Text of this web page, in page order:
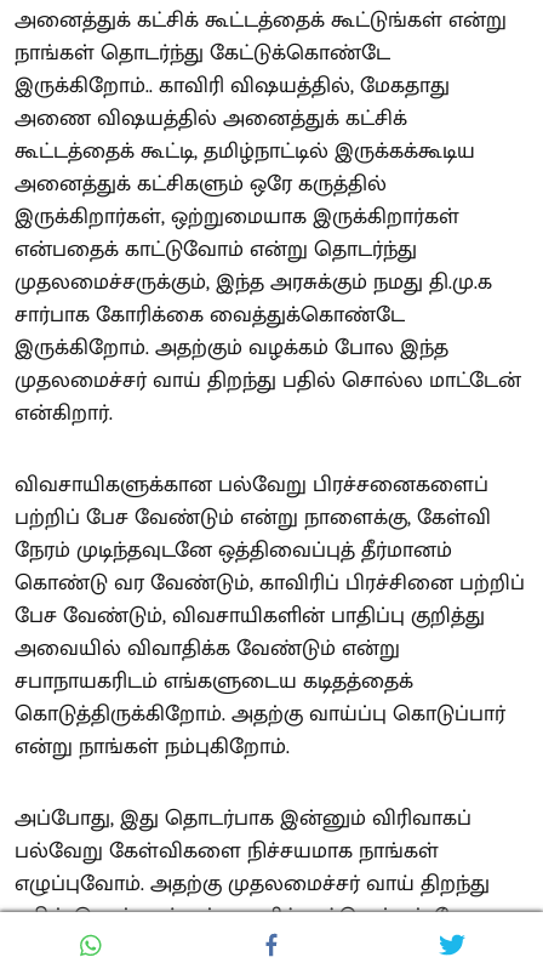
அனைத்துக் கட்சிக் கூட்டத்தைக் கூட்டுங்கள் என்று
நாங்கள் தொடர்ந்து கேட்டுக்கொண்டே
இருக்கிறோம்.. காவிரி விஷயத்தில், மேகதாது
அணை விஷயத்தில் அனைத்துக் கட்சிக்
கூட்டத்தைக் கூட்டி, தமிழ்நாட்டில் இருக்கக்கூடிய
அனைத்துக் கட்சிகளும் ஒரே கருத்தில்
இருக்கிறார்கள், ஒற்றுமையாக இருக்கிறார்கள்
என்பதைக் காட்டுவோம் என்று தொடர்ந்து
முதலமைச்சருக்கும், இந்த அரசுக்கும் நமது தி.மு.க
சார்பாக கோரிக்கை வைத்துக்கொண்டே
இருக்கிறோம். அதற்கும் வழக்கம் போல இந்த
முதலமைச்சர் வாய் திறந்து பதில் சொல்ல மாட்டேன்
என்கிறார்.
விவசாயிகளுக்கான பல்வேறு பிரச்சனைகளைப்
பற்றிப் பேச வேண்டும் என்று நாளைக்கு, கேள்வி
நேரம் முடிந்தவுடனே ஒத்திவைப்புத் தீர்மானம்
கொண்டு வர வேண்டும், காவிரிப் பிரச்சினை பற்றிப்
பேச வேண்டும், விவசாயிகளின் பாதிப்பு குறித்து
அவையில் விவாதிக்க வேண்டும் என்று
சபாநாயகரிடம் எங்களுடைய கடிதத்தைக்
கொடுத்திருக்கிறோம். அதற்கு வாய்ப்பு கொடுப்பார்
என்று நாங்கள் நம்புகிறோம்.
அப்போது, இது தொடர்பாக இன்னும் விரிவாகப்
பல்வேறு கேள்விகளை நிச்சயமாக நாங்கள்
எழுப்புவோம். அதற்கு முதலமைச்சர் வாய் திறந்து
பதில் சொல்வார் என்று தமிழ்நாட்டு மக்கள் போல,
விவசாயப் பெருங்குடி மக்கள் போல நாங்களும்